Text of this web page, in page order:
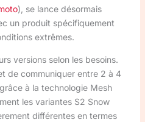
), se lance désormais
un produit spécifiquement
extrêmes.
versions selon les besoins.
de communiquer entre 2 à 4
à la technologie Mesh
les variantes S2 Snow
différentes en termes